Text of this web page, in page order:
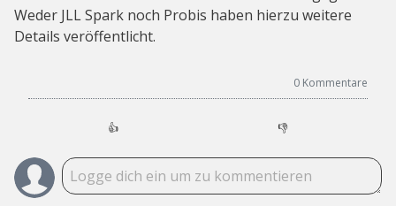
Weder JLL Spark noch Probis haben hierzu weitere
Details veröffentlicht.
0 Kommentare
👍 👎